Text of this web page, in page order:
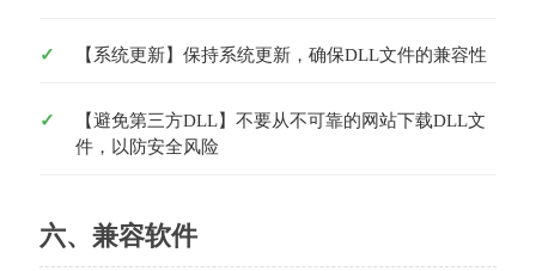
【系统更新】保持系统更新，确保DLL文件的兼容性
【避免第三方DLL】不要从不可靠的网站下载DLL文
件，以防安全风险
六、兼容软件